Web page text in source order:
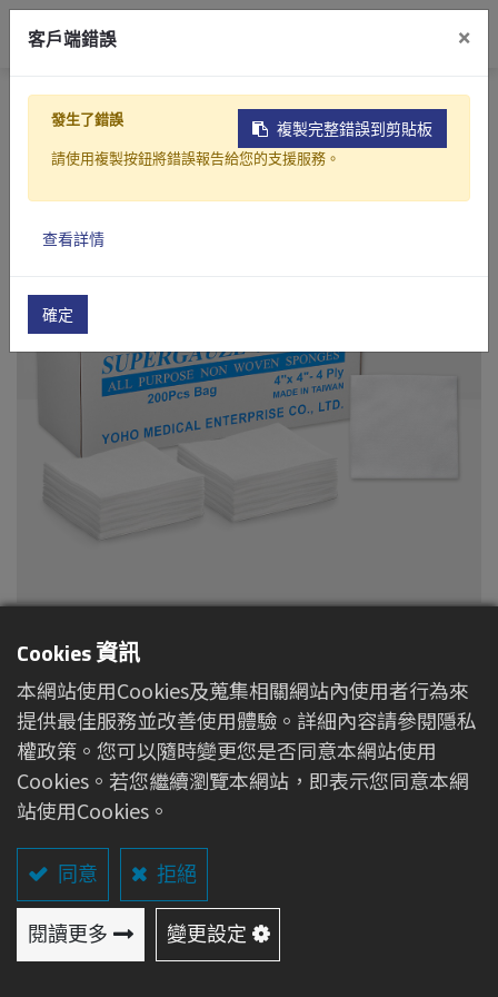
首頁 產品製造 醫美護理 乾濕兩用巾 美容洗臉巾
美容洗臉巾
產品特色
醫療級水針布、天然純淨
纖細柔軟、觸感輕柔、不傷肌膚
棉質細膩、吸水性極佳、拭後不留水漬
布質強韌、不脫綿絮、多次搓揉擦拭也不變形
不含螢光劑、無刺激性、安全可靠
﹝本產品為各大醫美、美容沙龍、整形外科機構指定
使用品牌﹞
Cookies 資訊
本網站使用Cookies及蒐集相關網站內使用者行為來
提供最佳服務並改善使用體驗。詳細內容請參閱隱私
權政策。您可以隨時變更您是否同意本網站使用
Cookies。若您繼續瀏覽本網站，即表示您同意本網
站使用Cookies。
同意
拒絕
閱讀更多
變更設定
客戶端錯誤 ×
複製完整錯誤到剪貼板
發生了錯誤
請使用複製按鈕將錯誤報告給您的支援服務。
查看詳情
確定